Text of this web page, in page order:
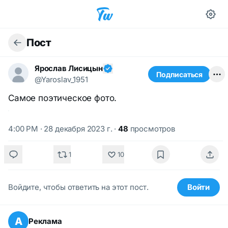
Пост
Ярослав Лисицын
@Yaroslav_1951
Подписаться
Самое поэтическое фото.
4:00 PM · 28 декабря 2023 г. ·48 просмотров
1 10
Войдите, чтобы ответить на этот пост. Войти
А Реклама